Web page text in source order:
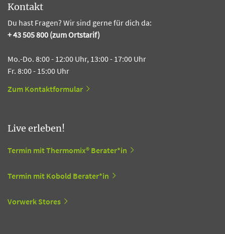
Kontakt
Du hast Fragen? Wir sind gerne für dich da:
+ 43 505 800 (zum Ortstarif)
Mo.-Do. 8:00 - 12:00 Uhr, 13:00 - 17:00 Uhr
Fr. 8:00 - 15:00 Uhr
Zum Kontaktformular
Live erleben!
Termin mit Thermomix® Berater*in
Termin mit Kobold Berater*in
Vorwerk Stores